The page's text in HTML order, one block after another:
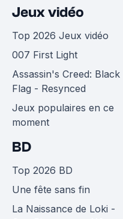
Jeux vidéo
Top 2026 Jeux vidéo
007 First Light
Assassin's Creed: Black
Flag - Resynced
Jeux populaires en ce
moment
BD
Top 2026 BD
Une fête sans fin
La Naissance de Loki -